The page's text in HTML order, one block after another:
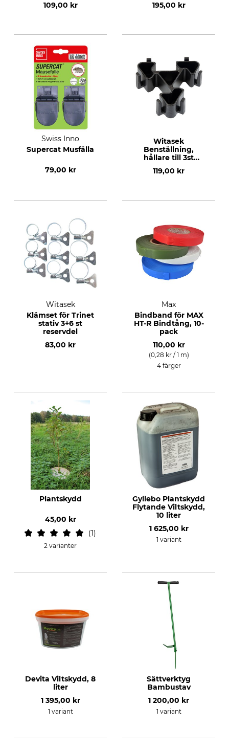
109,00 kr
195,00 kr
Swiss Inno
Supercat Musfälla
79,00 kr
Witasek
Benställning,
hållare till 3st
Multiwit
barkborrefällor
119,00 kr
Witasek
Klämset för Trinet
stativ 3+6 st
reservdel
83,00 kr
Max
Bindband för MAX
HT-R Bindtång, 10-
pack
110,00 kr
(0,28 kr / 1 m)
4 färger
Plantskydd
45,00 kr
1
2 varianter
Gyllebo Plantskydd
Flytande Viltskydd,
10 liter
1 625,00 kr
1 variant
Devita Viltskydd, 8
liter
1 395,00 kr
1 variant
Sättverktyg
Bambustav
1 200,00 kr
1 variant